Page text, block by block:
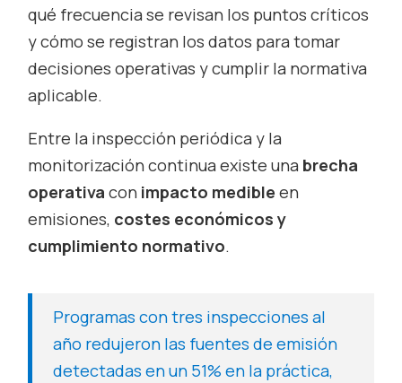
qué frecuencia se revisan los puntos críticos
y cómo se registran los datos para tomar
decisiones operativas y cumplir la normativa
aplicable.
Entre la inspección periódica y la
monitorización continua existe una brecha
operativa con impacto medibleen
emisiones, costes económicos y
cumplimiento normativo.
Programas con tres inspecciones al
año redujeron las fuentes de emisión
detectadas en un 51% en la práctica,